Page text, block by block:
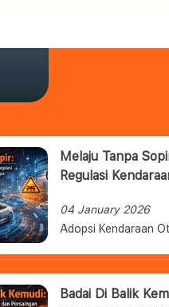
Melaju Tanpa
Regulasi
04 January 2026
Adopsi Kendaraan
Badai Di Balik